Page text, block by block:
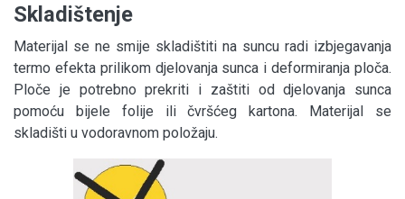
Skladištenje
Materijal se ne smije skladištiti na suncu radi izbjegavanja
termo efekta prilikom djelovanja sunca i deformiranja ploča.
Ploče je potrebno prekriti i zaštiti od djelovanja sunca
pomoću bijele folije ili čvršćeg kartona. Materijal se
skladišti u vodoravnom položaju.